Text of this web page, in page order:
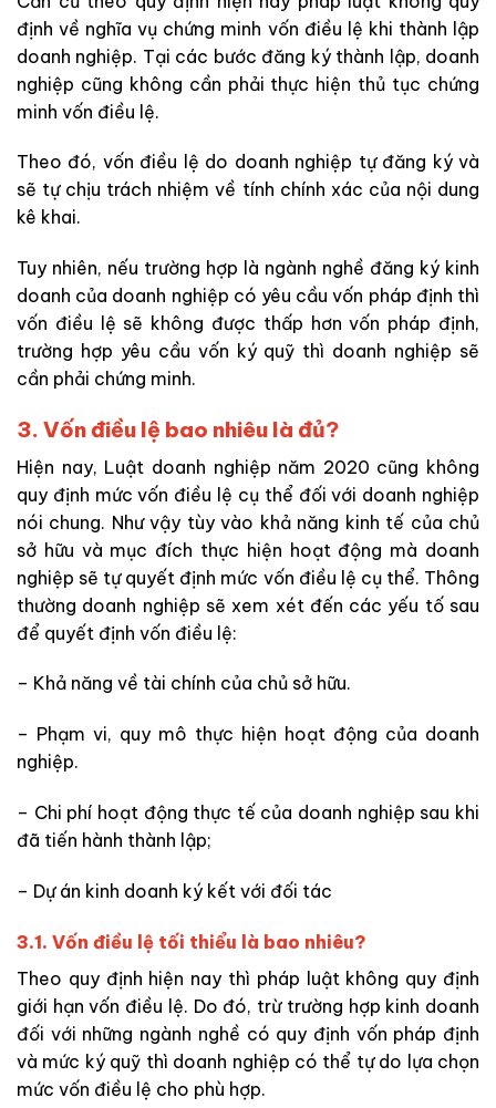
định về nghĩa vụ chứng minh vốn điều lệ khi thành lập
doanh nghiệp. Tại các bước đăng ký thành lập, doanh
nghiệp cũng không cần phải thực hiện thủ tục chứng
minh vốn điều lệ.
Theo đó, vốn điều lệ do doanh nghiệp tự đăng ký và
sẽ tự chịu trách nhiệm về tính chính xác của nội dung
kê khai.
Tuy nhiên, nếu trường hợp là ngành nghề đăng ký kinh
doanh của doanh nghiệp có yêu cầu vốn pháp định thì
vốn điều lệ sẽ không được thấp hơn vốn pháp định,
trường hợp yêu cầu vốn ký quỹ thì doanh nghiệp sẽ
cần phải chứng minh.
3. Vốn điều lệ bao nhiêu là đủ?
Hiện nay, Luật doanh nghiệp năm 2020 cũng không
quy định mức vốn điều lệ cụ thể đối với doanh nghiệp
nói chung. Như vậy tùy vào khả năng kinh tế của chủ
sở hữu và mục đích thực hiện hoạt động mà doanh
nghiệp sẽ tự quyết định mức vốn điều lệ cụ thể. Thông
thường doanh nghiệp sẽ xem xét đến các yếu tố sau
để quyết định vốn điều lệ:
– Khả năng về tài chính của chủ sở hữu.
– Phạm vi, quy mô thực hiện hoạt động của doanh
nghiệp.
– Chi phí hoạt động thực tế của doanh nghiệp sau khi
đã tiến hành thành lập;
– Dự án kinh doanh ký kết với đối tác
3.1. Vốn điều lệ tối thiểu là bao nhiêu?
Theo quy định hiện nay thì pháp luật không quy định
giới hạn vốn điều lệ. Do đó, trừ trường hợp kinh doanh
đối với những ngành nghề có quy định vốn pháp định
và mức ký quỹ thì doanh nghiệp có thể tự do lựa chọn
mức vốn điều lệ cho phù hợp.